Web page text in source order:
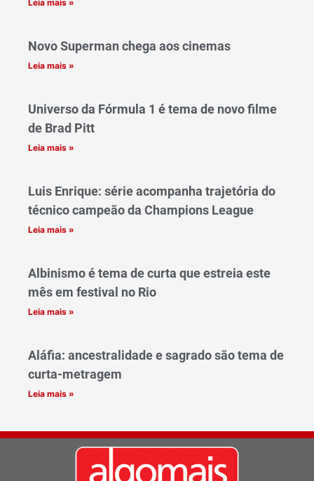
Leia mais »
Novo Superman chega aos cinemas
Leia mais »
Universo da Fórmula 1 é tema de novo filme
de Brad Pitt
Leia mais »
Luis Enrique: série acompanha trajetória do
técnico campeão da Champions League
Leia mais »
Albinismo é tema de curta que estreia este
mês em festival no Rio
Leia mais »
Aláfia: ancestralidade e sagrado são tema de
curta-metragem
Leia mais »